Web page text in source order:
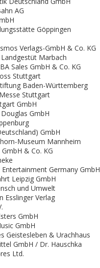
AG
Göppingen
Verlags-GmbH & Co. KG
Marbach
Sales GmbH & Co. KG
Stuttgart
Baden-Württemberg
Stuttgart
GmbH
GmbH
GmbH
Museum Mannheim
& Co. KG
Entertainment Germany GmbH
Leipzig GmbH
und Umwelt
Esslinger Verlag
GmbH
GmbH
Geistesleben & Urachhaus
GmbH / Dr. Hauschka
Ltd.